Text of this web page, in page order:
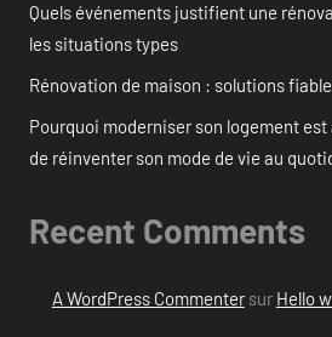
Quels événements justifient une
les situations types
Rénovation de maison : solutions
Pourquoi moderniser son logement
de réinventer son mode de vie au
Recent Comments
A WordPress Commentersur Hello